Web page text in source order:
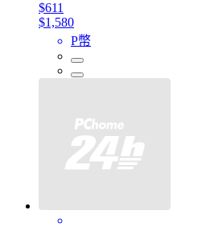
$611
$1,580
P幣